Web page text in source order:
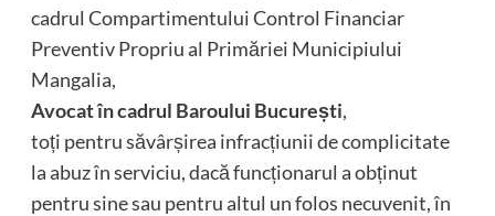
cadrul Compartimentului Control Financiar
Preventiv Propriu al Primăriei Municipiului
Mangalia,
Avocat în cadrul Baroului București,
toți pentru săvârșirea infracțiunii de complicitate
la abuz în serviciu, dacă funcționarul a obținut
pentru sine sau pentru altul un folos necuvenit, în